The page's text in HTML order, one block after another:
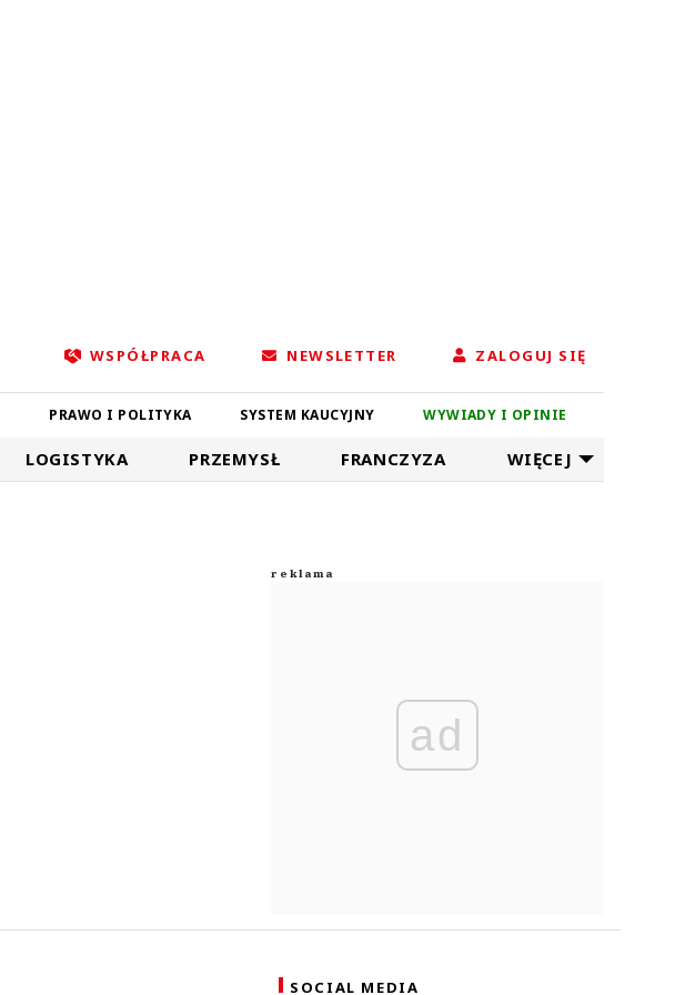
WSPÓŁPRACA NEWSLETTER ZALOGUJ SIĘ
PRAWO I POLITYKA SYSTEM KAUCYJNY WYWIADY I OPINIE
LOGISTYKA PRZEMYSŁ FRANCZYZA WIĘCEJ
ad
SOCIAL MEDIA